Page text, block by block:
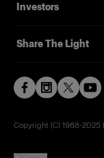
Investors
Share The Light
Copyright (C) 1968-2025